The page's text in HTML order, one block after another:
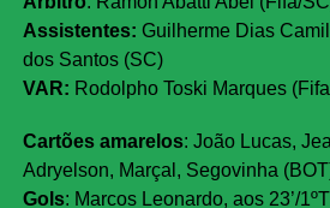
Assistentes: Guilherme Dias
dos Santos (SC)
VAR: Rodolpho Toski Marques
Cartões amarelos: João Lucas,
Adryelson, Marçal, Segovinha
Gols: Marcos Leonardo, aos 23’/